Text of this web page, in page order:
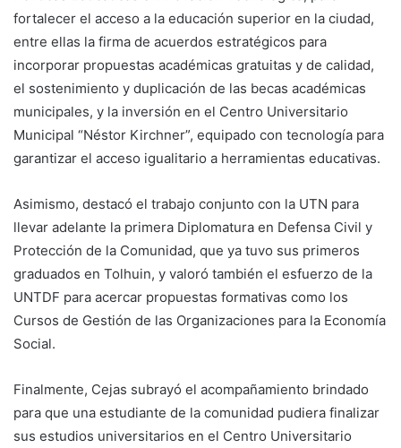
fortalecer el acceso a la educación superior en la ciudad,
entre ellas la firma de acuerdos estratégicos para
incorporar propuestas académicas gratuitas y de calidad,
el sostenimiento y duplicación de las becas académicas
municipales, y la inversión en el Centro Universitario
Municipal “Néstor Kirchner”, equipado con tecnología para
garantizar el acceso igualitario a herramientas educativas.
Asimismo, destacó el trabajo conjunto con la UTN para
llevar adelante la primera Diplomatura en Defensa Civil y
Protección de la Comunidad, que ya tuvo sus primeros
graduados en Tolhuin, y valoró también el esfuerzo de la
UNTDF para acercar propuestas formativas como los
Cursos de Gestión de las Organizaciones para la Economía
Social.
Finalmente, Cejas subrayó el acompañamiento brindado
para que una estudiante de la comunidad pudiera finalizar
sus estudios universitarios en el Centro Universitario